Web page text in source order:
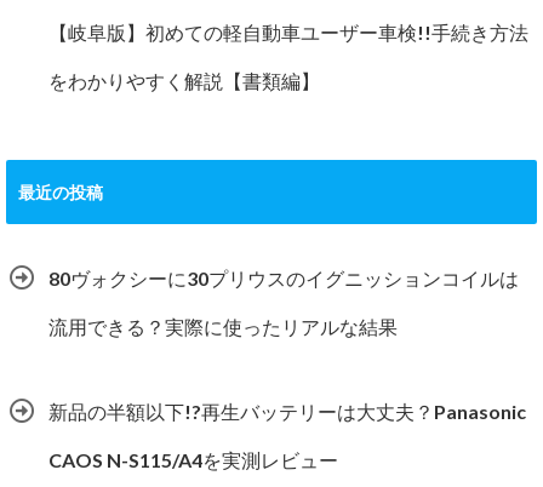
【岐阜版】初めての軽自動車ユーザー車検!!手続き方法
をわかりやすく解説【書類編】
最近の投稿
80ヴォクシーに30プリウスのイグニッションコイルは
流用できる？実際に使ったリアルな結果
新品の半額以下!?再生バッテリーは大丈夫？Panasonic
CAOS N-S115/A4を実測レビュー